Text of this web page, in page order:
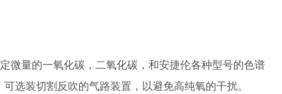
微量的一氧化碳，二氧化碳，和安捷伦各种型号的色谱
选装切割反吹的气路装置，以避免高纯氧的干扰。